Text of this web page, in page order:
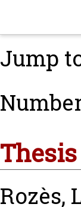
Jump
Thesis
Rozès,